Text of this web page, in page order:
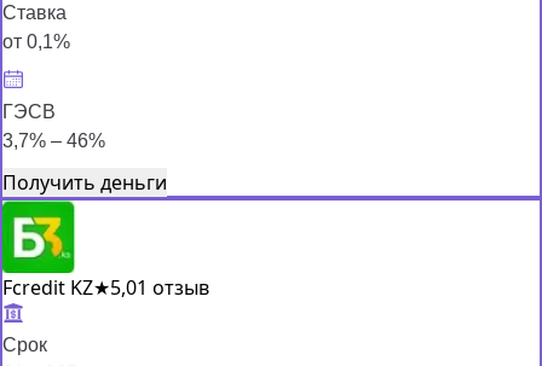
Ставка
от 0,1%
ГЭСВ
3,7% – 46%
Получить деньги
Fcredit KZ★5,01 отзыв
Срок